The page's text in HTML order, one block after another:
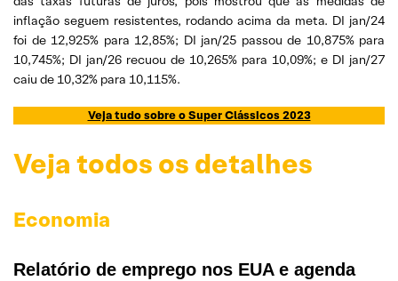
inflação seguem resistentes, rodando acima da meta. DI jan/24
foi de 12,925% para 12,85%; DI jan/25 passou de 10,875% para
10,745%; DI jan/26 recuou de 10,265% para 10,09%; e DI jan/27
caiu de 10,32% para 10,115%.
Veja tudo sobre o Super Clássicos 2023
Veja todos os detalhes
Economia
Relatório de emprego nos EUA e agenda